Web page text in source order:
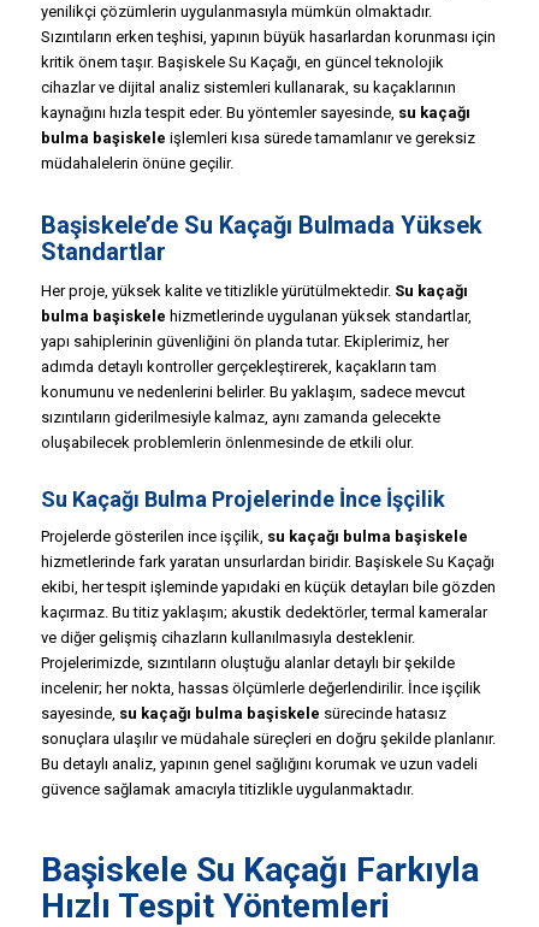
yenilikçi çözümlerin uygulanmasıyla mümkün olmaktadır.
Sızıntıların erken teşhisi, yapının büyük hasarlardan korunması için
kritik önem taşır. Başiskele Su Kaçağı, en güncel teknolojik
cihazlar ve dijital analiz sistemleri kullanarak, su kaçaklarının
kaynağını hızla tespit eder. Bu yöntemler sayesinde, su kaçağı
bulma başiskele işlemleri kısa sürede tamamlanır ve gereksiz
müdahalelerin önüne geçilir.
Başiskele’de Su Kaçağı Bulmada Yüksek
Standartlar
Her proje, yüksek kalite ve titizlikle yürütülmektedir. Su kaçağı
bulma başiskele hizmetlerinde uygulanan yüksek standartlar,
yapı sahiplerinin güvenliğini ön planda tutar. Ekiplerimiz, her
adımda detaylı kontroller gerçekleştirerek, kaçakların tam
konumunu ve nedenlerini belirler. Bu yaklaşım, sadece mevcut
sızıntıların giderilmesiyle kalmaz, aynı zamanda gelecekte
oluşabilecek problemlerin önlenmesinde de etkili olur.
Su Kaçağı Bulma Projelerinde İnce İşçilik
Projelerde gösterilen ince işçilik, su kaçağı bulma başiskele
hizmetlerinde fark yaratan unsurlardan biridir. Başiskele Su Kaçağı
ekibi, her tespit işleminde yapıdaki en küçük detayları bile gözden
kaçırmaz. Bu titiz yaklaşım; akustik dedektörler, termal kameralar
ve diğer gelişmiş cihazların kullanılmasıyla desteklenir.
Projelerimizde, sızıntıların oluştuğu alanlar detaylı bir şekilde
incelenir; her nokta, hassas ölçümlerle değerlendirilir. İnce işçilik
sayesinde, su kaçağı bulma başiskele sürecinde hatasız
sonuçlara ulaşılır ve müdahale süreçleri en doğru şekilde planlanır.
Bu detaylı analiz, yapının genel sağlığını korumak ve uzun vadeli
güvence sağlamak amacıyla titizlikle uygulanmaktadır.
Başiskele Su Kaçağı Farkıyla
Hızlı Tespit Yöntemleri